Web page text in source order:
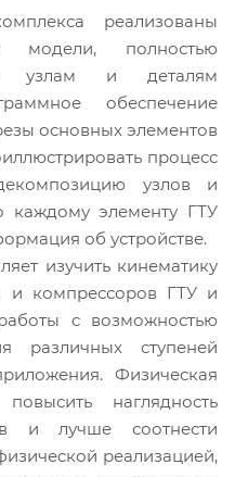
реализованы
модели, полностью
узлам и деталям
обеспечение
основных элементов
процесс
узлов и
каждому элементу ГТУ
об устройстве.
изучить кинематику
и компрессоров ГТУ и
с возможностью
различных ступеней
Физическая
наглядность
и лучше соотнести
реализацией,